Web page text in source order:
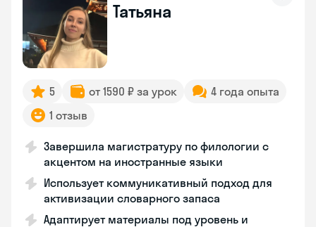
Татьяна
5 от 1590 ₽ за урок
4 года опыта
1 отзыв
Завершила магистратуру по филологии с
акцентом на иностранные языки
Использует коммуникативный подход для
активизации словарного запаса
Адаптирует материалы под уровень и